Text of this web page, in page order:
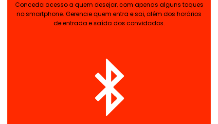
Conceda acesso a quem desejar, com apenas alguns toques
no smartphone. Gerencie quem entra e sai, além dos horários
de entrada e saída dos convidados.